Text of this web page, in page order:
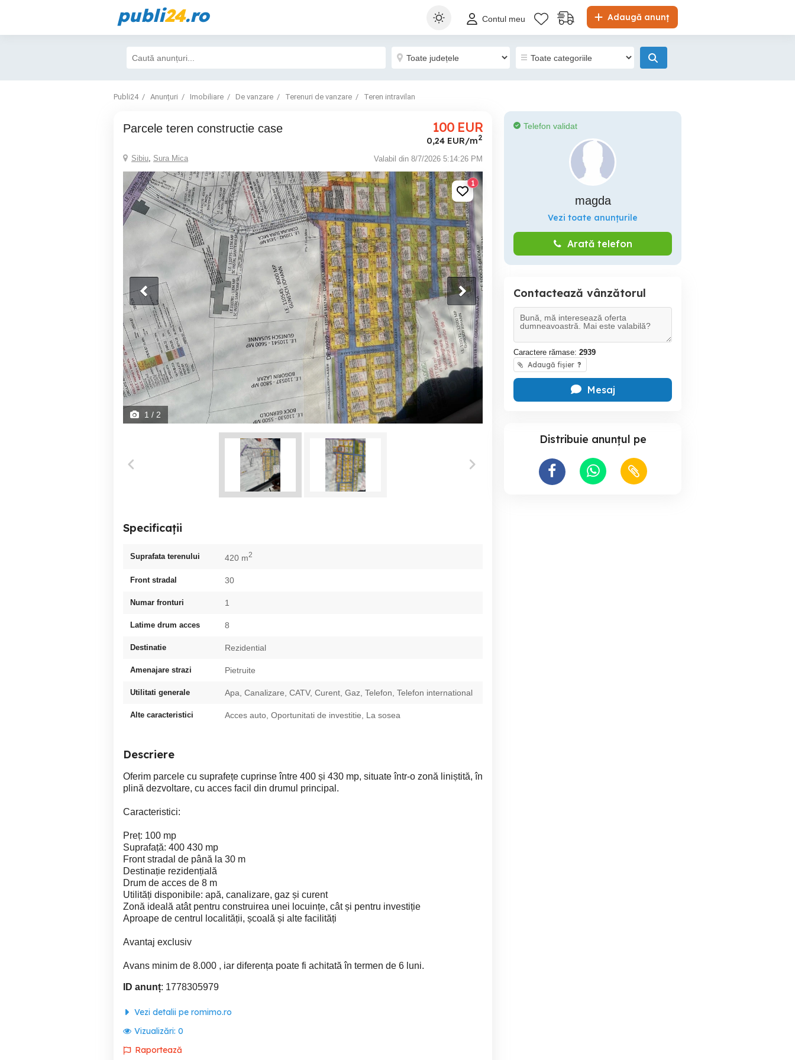
publi24.ro Adaugă anunț
Contul meu
Publi24 Anunțuri Imobiliare De vanzare Terenuri de vanzare Teren intravilan
parcele teren constructie case 100 EUR
0,24 EUR/m2
Sibiu Sura Mica Valabil din 8/7/2026 5:14:26 PM
1
1 / 2
Specificații
Suprafata terenului 420 m2
Front stradal 30
Numar fronturi 1
Latime drum acces 8
Destinatie Rezidential
Amenajare strazi Pietruite
Utilitati generale Apa, Canalizare, CATV, Curent, Gaz, Telefon, Telefon international
Alte caracteristici Acces auto, Oportunitati de investitie, La sosea
Descriere
Oferim parcele cu suprafețe cuprinse între 400 și 430 mp, situate într-o zonă liniștită, în
plină dezvoltare, cu acces facil din drumul principal.
Caracteristici:
Preț: 100 mp
Suprafață: 400 430 mp
Front stradal de până la 30 m
Destinație rezidențială
Drum de acces de 8 m
Utilități disponibile: apă, canalizare, gaz și curent
Zonă ideală atât pentru construirea unei locuințe, cât și pentru investiție
Aproape de centrul localității, școală și alte facilități
Avantaj exclusiv
Avans minim de 8.000 , iar diferența poate fi achitată în termen de 6 luni.
ID anunț: 1778305979
Vezi detalii pe romimo.ro
Vizualizări: 0
Raportează
Telefon validat
magda
Vezi toate anunțurile
Arată telefon
Contactează vânzătorul
Caractere rămase: 2939
Adaugă fișier ?
Mesaj
Distribuie anunțul pe